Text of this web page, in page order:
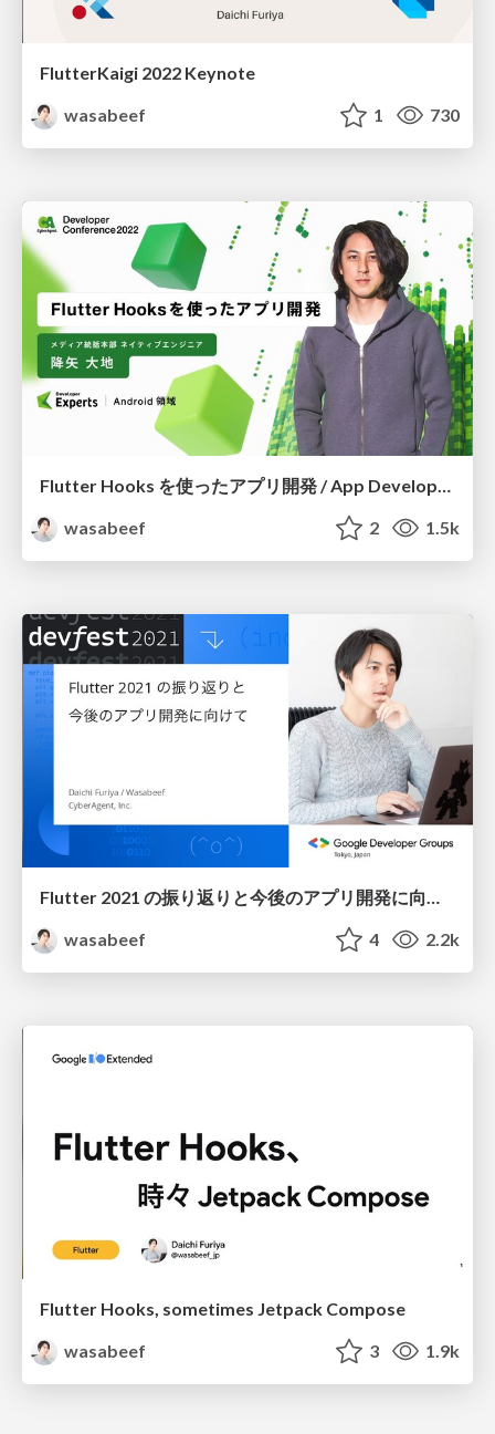
FlutterKaigi 2022 Keynote
wasabeef
1 730
wasabeef
2 1.5k
Flutter 2021 の振り返りと今後のアプリ開発に向けて / Looking back on Flutter 2021 and for future app development.
wasabeef
4 2.2k
Flutter Hooks, sometimes Jetpack Compose
wasabeef
3 1.9k